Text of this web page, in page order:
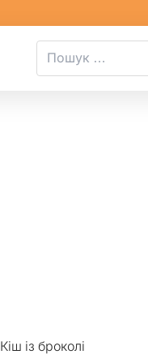
Кіш із броколі